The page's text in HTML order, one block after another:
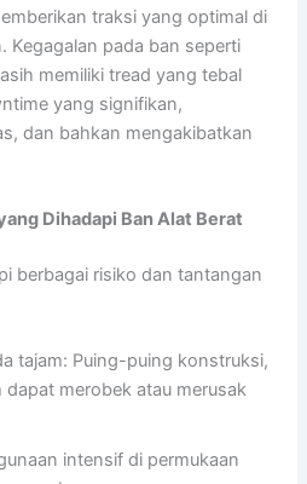
traksi yang optimal di
Kegagalan pada ban seperti
memiliki tread yang tebal
yang signifikan,
dan bahkan mengakibatkan
Dihadapi Ban Alat Berat
berbagai risiko dan tantangan
tajam: Puing-puing konstruksi,
dapat merobek atau merusak
intensif di permukaan